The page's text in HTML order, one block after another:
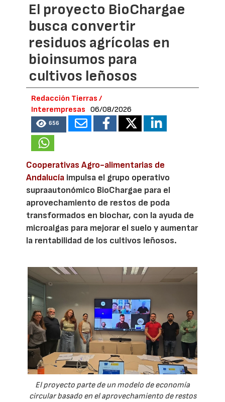
El proyecto BioChargae
busca convertir
residuos agrícolas en
bioinsumos para
cultivos leñosos
Redacción Tierras /
Interempresas
06/08/2026
656
Cooperativas Agro-alimentarias de
Andalucía impulsa el grupo operativo
supraautonómico BioChargae para el
aprovechamiento de restos de poda
transformados en biochar, con la ayuda de
microalgas para mejorar el suelo y aumentar
la rentabilidad de los cultivos leñosos.
El proyecto parte de un modelo de economía
circular basado en el aprovechamiento de restos